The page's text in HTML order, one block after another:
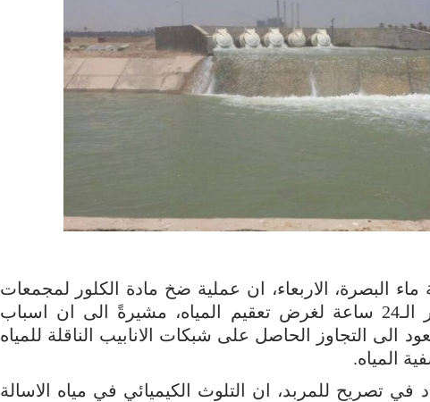
البصرة، الاربعاء، ان عملية ضخ مادة الكلور لمجمعات
مياه الاسالة مستمرة على مدار الـ24 ساعة لغرض تعقيم المياه، مشيرةً الى ان اسباب
الى التجاوز الحاصل على شبكات الانابيب الناقلة للمياه
في تصريح للمربد، ان التلوث الكيميائي في مياه الاسالة